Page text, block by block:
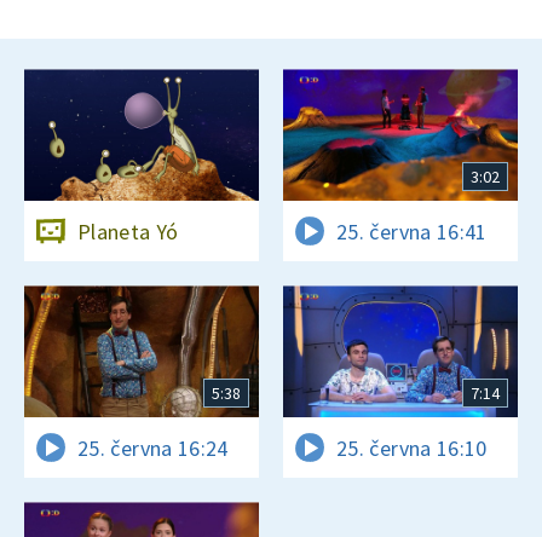
Planeta Yó
3:02
25. června 16:41
5:38
25. června 16:24
7:14
25. června 16:10